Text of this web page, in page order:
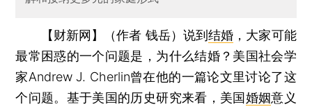
【财新网】（作者 钱岳） 说到结婚 ，大家可能
最常困惑的一个问题是，为什么结婚？美国社会学
家Andrew J. Cherlin曾在他的一篇论文里讨论了这
个问题。基于美国的历史研究来看，美国婚姻意义